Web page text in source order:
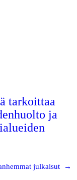
tarkoittaa
ja
julkaisut →